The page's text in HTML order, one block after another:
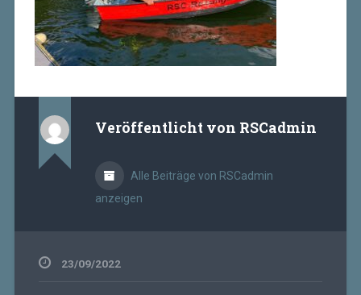
Veröffentlicht von RSCadmin
Alle Beiträge von RSCadmin
anzeigen
23/09/2022